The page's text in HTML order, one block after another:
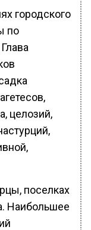
городского
по
целозий,
поселках
Наибольшее